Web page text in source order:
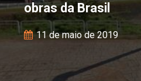
obras da Brasil
11 de maio de 2019